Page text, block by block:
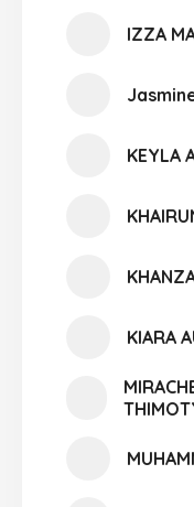
IZZA
KEYLA
KIARA